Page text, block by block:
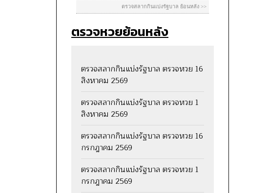
ตรวจหวยย้อนหลัง
ตรวจสลากกินแบ่งรัฐบาล ตรวจหวย 16
สิงหาคม 2569
ตรวจสลากกินแบ่งรัฐบาล ตรวจหวย 1
สิงหาคม 2569
ตรวจสลากกินแบ่งรัฐบาล ตรวจหวย 16
กรกฎาคม 2569
ตรวจสลากกินแบ่งรัฐบาล ตรวจหวย 1
กรกฎาคม 2569